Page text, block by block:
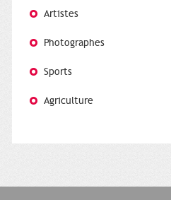
Artistes
Photographes
Sports
Agriculture